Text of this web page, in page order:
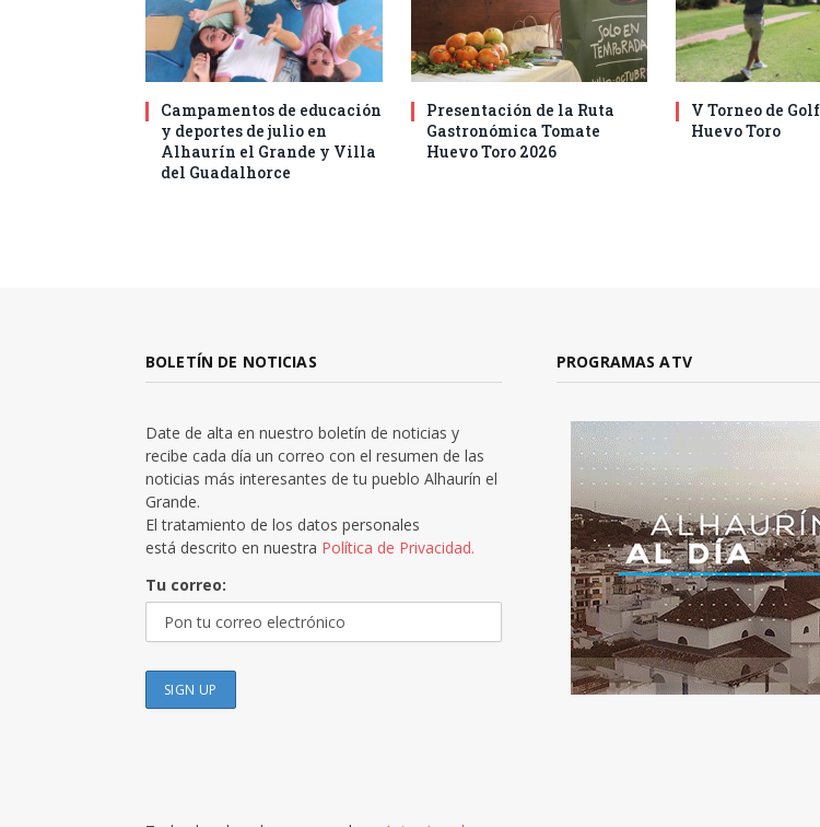
Campamentos de educación
y deportes de julio en
Alhaurín el Grande y Villa
del Guadalhorce
Presentación de la Ruta
Gastronómica Tomate
Huevo Toro 2026
V Torneo de
Huevo Toro
BOLETÍN DE NOTICIAS
Date de alta en nuestro boletín de noticias y
recibe cada día un correo con el resumen de las
noticias más interesantes de tu pueblo Alhaurín el
Grande.
El tratamiento de los datos personales
está descrito en nuestra Política de Privacidad.
Tu correo:
PROGRAMAS ATV